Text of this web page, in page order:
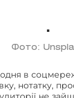
Фото:
в
нотатку,